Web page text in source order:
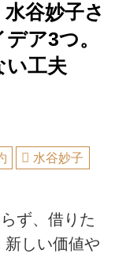
谷妙子さ
ア3つ。
い工夫
水谷妙子
ず、借りた
新しい価値や